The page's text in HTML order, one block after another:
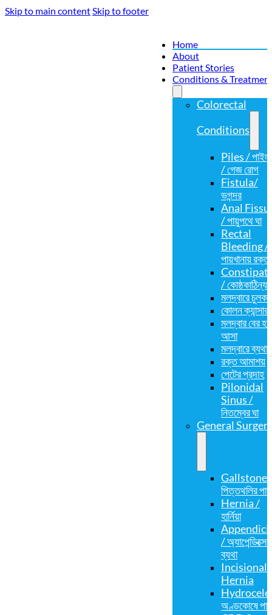
Skip to main contentSkip to footer
Home
About
Patient Stories
Conditions &
Colorectal
Conditions
Piles /
/ গেজ রোগ
Fistula/
ভগন্দর
Anal
/ পায়ুপথে ঘা
Rectal
Bleeding /
পায়খানায় রক্ত
/ কোষ্ঠকাঠিন্য
মলদ্বারে
কোলন ক্যান্সার
মলদ্বার বের
আসা
মলদ্বারে ব্যথা
রক্ত আমাশয়
পেটের প্রদাহ
Pilonidal
Sinus /
নিতম্বের ঘা
General
পিত্তথলির
Hernia /
হার্নিয়া
/ অ্যাপেন্ডিক্সের
ব্যথা
Incisional
Hernia
অণ্ডকোষে